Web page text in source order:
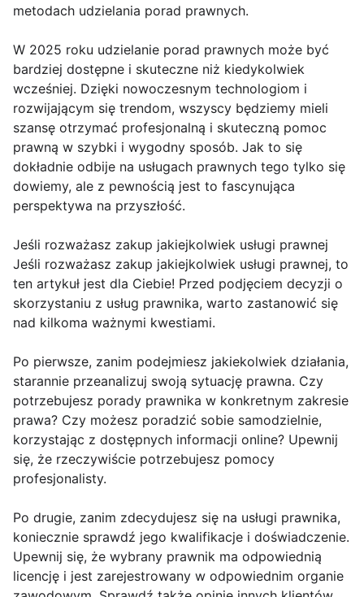
metodach udzielania porad prawnych.
W 2025 roku udzielanie porad prawnych może być
bardziej dostępne i skuteczne niż kiedykolwiek
wcześniej. Dzięki nowoczesnym technologiom i
rozwijającym się trendom, wszyscy będziemy mieli
szansę otrzymać profesjonalną i skuteczną pomoc
prawną w szybki i wygodny sposób. Jak to się
dokładnie odbije na usługach prawnych tego tylko się
dowiemy, ale z pewnością jest to fascynująca
perspektywa na przyszłość.
Jeśli rozważasz zakup jakiejkolwiek usługi prawnej
Jeśli rozważasz zakup jakiejkolwiek usługi prawnej, to
ten artykuł jest dla Ciebie! Przed podjęciem decyzji o
skorzystaniu z usług prawnika, warto zastanowić się
nad kilkoma ważnymi kwestiami.
Po pierwsze, zanim podejmiesz jakiekolwiek działania,
starannie przeanalizuj swoją sytuację prawna. Czy
potrzebujesz porady prawnika w konkretnym zakresie
prawa? Czy możesz poradzić sobie samodzielnie,
korzystając z dostępnych informacji online? Upewnij
się, że rzeczywiście potrzebujesz pomocy
profesjonalisty.
Po drugie, zanim zdecydujesz się na usługi prawnika,
koniecznie sprawdź jego kwalifikacje i doświadczenie.
Upewnij się, że wybrany prawnik ma odpowiednią
licencję i jest zarejestrowany w odpowiednim organie